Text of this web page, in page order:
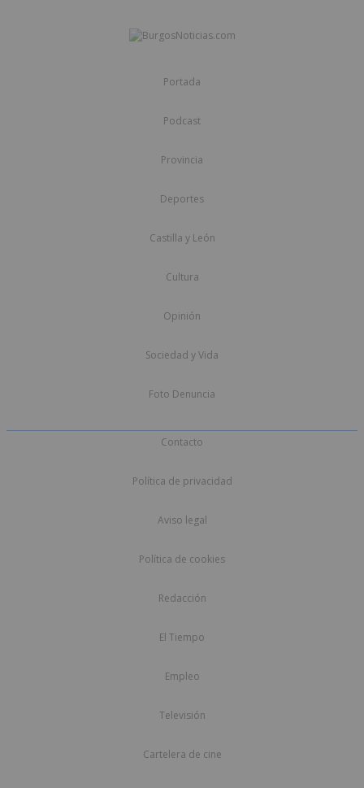
Portada
Podcast
Provincia
Deportes
Castilla y León
Cultura
Opinión
Sociedad y Vida
Foto Denuncia
Contacto
Política de privacidad
Aviso legal
Política de cookies
Redacción
El Tiempo
Empleo
Televisión
Cartelera de cine